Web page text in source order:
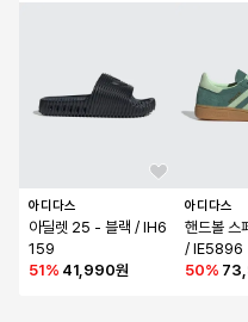
아디다스
아딜렛 25 - 블랙 / IH6
159
51% 41,990원
아디다스
핸드볼 스
/ IE5896
50%